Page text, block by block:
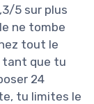
5 sur plus
ne tombe
tout le
tant que tu
24
tu limites le